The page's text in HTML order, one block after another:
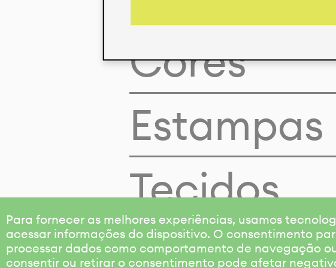
Para fornecer as melhores experiências, usamos
acessar informações do dispositivo. O consentimento
processar dados como comportamento de navegação
consentir ou retirar o consentimento pode afetar
Cores
Estampas
Tecidos